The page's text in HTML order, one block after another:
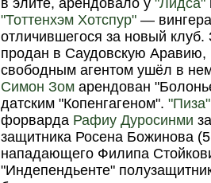
в элите, арендовало у"Лидса"
"Тоттенхэм Хотспур" —
отличившегося за новый
продан в Саудовскую
свободным агентом ушёл в
Симон Зом арендован
датским "Копенгагеном"."Пиза"
форварда Рафиу Дуросинми
защитника Росена Божинова
нападающего Филипа
"Индепендьенте"